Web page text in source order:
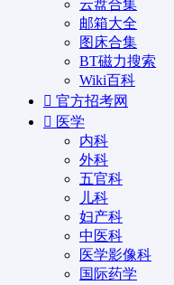
云盘合集
邮箱大全
图床合集
BT磁力搜索
Wiki百科
官方招考网
医学
内科
外科
五官科
儿科
妇产科
中医科
医学影像科
国际药学